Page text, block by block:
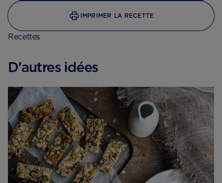
IMPRIMER LA RECETTE
Recettes
D'autres idées